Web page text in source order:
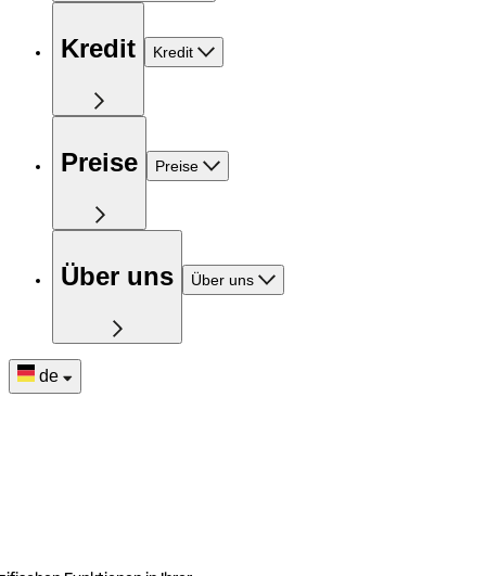
Kredit Kredit
Preise Preise
Über uns Über uns
de